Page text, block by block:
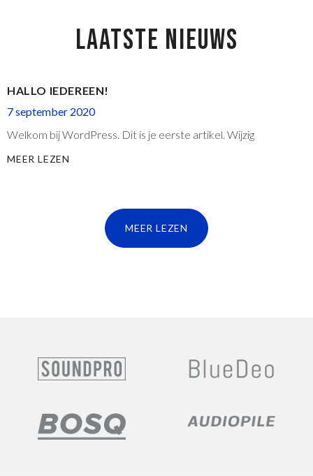
LAATSTE NIEUWS
HALLO IEDEREEN!
7 september 2020
Welkom bij WordPress. Dit is je eerste artikel. Wijzig
MEER LEZEN
MEER LEZEN